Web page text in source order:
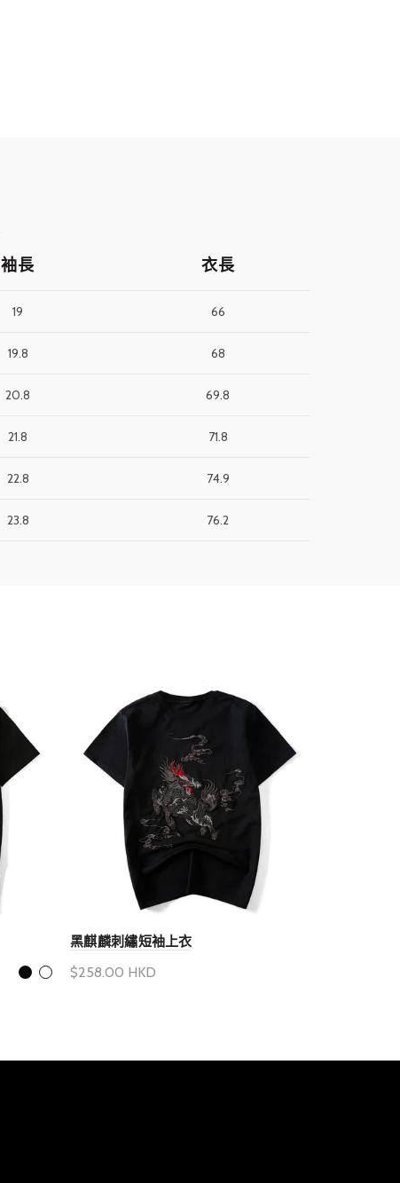
袖長 衣長
19 66
19.8 68
20.8 69.8
21.8 71.8
22.8 74.9
23.8 76.2
黑麒麟刺繡短袖上衣
$258.00 HKD